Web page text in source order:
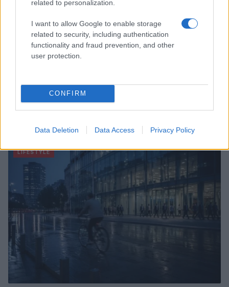
related to personalization.
I want to allow Google to enable storage
related to security, including authentication
functionality and fraud prevention, and other
user protection.
CONFIRM
Data Deletion Data Access Privacy Policy
Le nuove Havaianas Kitten Heel debuttano a
Matteo Pellegrino · 7 Ago 2026
LIFESTYLE